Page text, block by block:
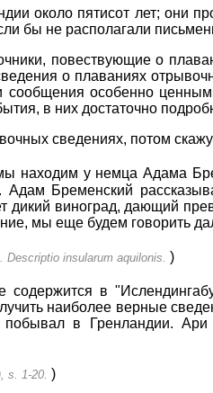
около пятисот лет; они
бы не располагали
повествующие о
о плаваниях
особенно
в них достаточно
сведениях, потом скажу
находим у немца Адама
Бременский
дикий виноград, дающий
мы еще будем говорить
insularum aquilonis. )
содержится в
наиболее верные
побывал в Гренландии.
s. 1-20. )